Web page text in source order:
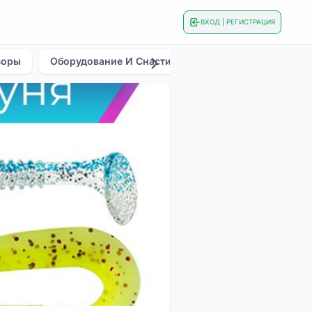
ВХОД | РЕГИСТРАЦИЯ
Оборудование И Снасти